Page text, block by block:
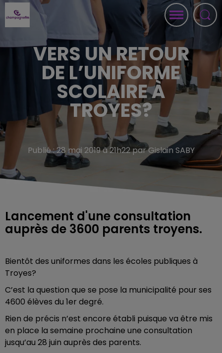
VERS UN RETOUR
DE L’UNIFORME
SCOLAIRE À
TROYES?
Publié : 28 mai 2019 à 21h22 par Gislain SABY
Lancement d'une consultation
auprès de 3600 parents troyens.
Bientôt des uniformes dans les écoles publiques à
Troyes?
C’est la question que se pose la municipalité pour ses
4600 élèves du 1er degré.
Rien de précis n’est encore établi puisque va être mis
en place la semaine prochaine une consultation
jusqu’au 28 juin auprès des parents.